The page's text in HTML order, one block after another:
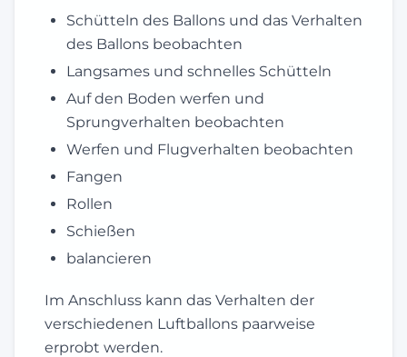
Schütteln des Ballons und das Verhalten
des Ballons beobachten
Langsames und schnelles Schütteln
Auf den Boden werfen und
Sprungverhalten beobachten
Werfen und Flugverhalten beobachten
Fangen
Rollen
Schießen
balancieren
Im Anschluss kann das Verhalten der
verschiedenen Luftballons paarweise
erprobt werden.